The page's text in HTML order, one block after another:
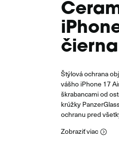
čierna
Štýlová ochrana
vášho iPhone 17
škrabancami od
krúžky
ochranu pred
Zobraziť viac